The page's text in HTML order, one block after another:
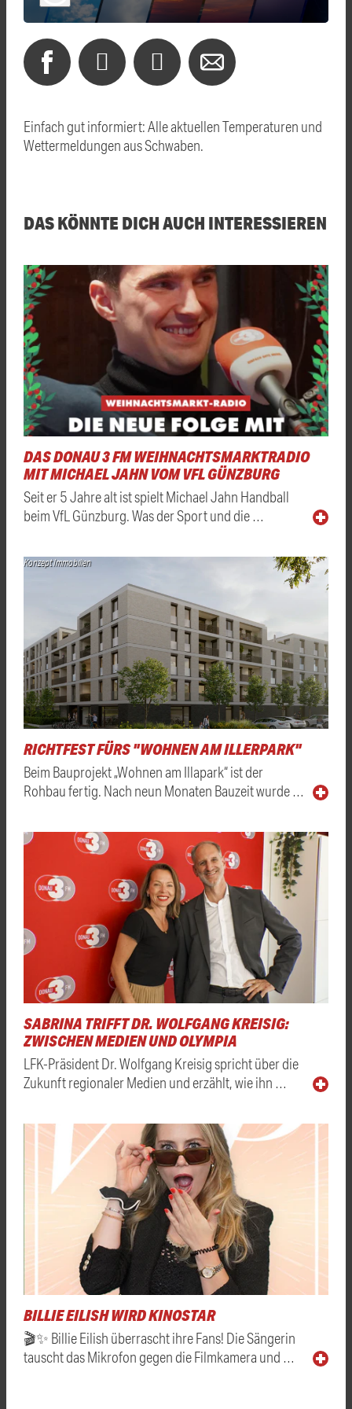
Einfach gut informiert: Alle aktuellen Temperaturen und
Wettermeldungen aus Schwaben.
DAS KÖNNTE DICH AUCH INTERESSIEREN
DAS DONAU 3 FM WEIHNACHTSMARKTRADIO
MIT MICHAEL JAHN VOM VFL GÜNZBURG
Seit er 5 Jahre alt ist spielt Michael Jahn Handball
beim VfL Günzburg. Was der Sport und die …
Konzept Immobilien
RICHTFEST FÜRS "WOHNEN AM ILLERPARK"
Beim Bauprojekt „Wohnen am Illapark“ ist der
Rohbau fertig. Nach neun Monaten Bauzeit wurde …
SABRINA TRIFFT DR. WOLFGANG KREISIG:
ZWISCHEN MEDIEN UND OLYMPIA
LFK-Präsident Dr. Wolfgang Kreisig spricht über die
Zukunft regionaler Medien und erzählt, wie ihn …
BILLIE EILISH WIRD KINOSTAR
🎬✨ Billie Eilish überrascht ihre Fans! Die Sängerin
tauscht das Mikrofon gegen die Filmkamera und …